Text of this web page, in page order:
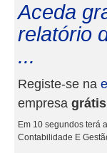
Aceda
relatório
...
Registe-se na
empresa grátis
Em 10 segundos terá
Contabilidade E